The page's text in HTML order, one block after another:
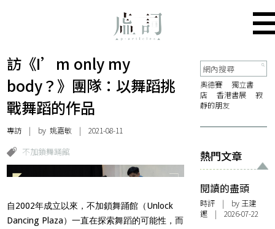
訪《I’m only my
body？》團隊：以舞蹈挑
戰舞蹈的作品
專訪 | by姚嘉敏 | 2021-08-11
不加鎖舞踊館
自2002年成立以來，不加鎖舞踊館（Unlock
Dancing Plaza）一直在探索舞蹈的可能性，而
奧德賽
獨立書
店
香港書展
寂
靜的朋友
熱門文章
閱讀的盡頭
時評 | by 王建
鏗 | 2026-07-22